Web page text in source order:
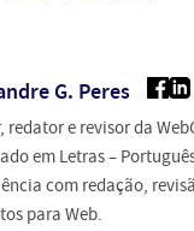
G. Peres
redator e revisor da
em Letras –
com redação,
para Web.